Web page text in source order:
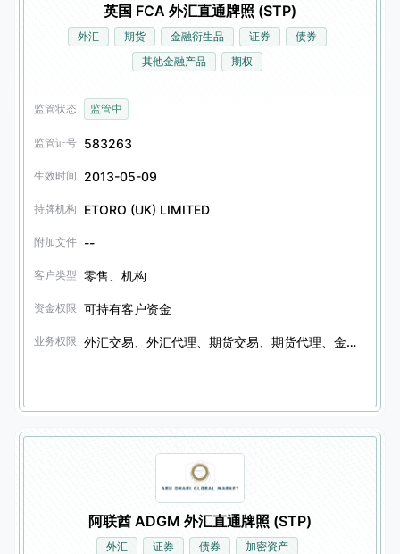
英国 FCA 外汇直通牌照 (STP)
外汇 期货 金融衍生品 证券
债券
其他金融产品
期权
监管状态 监管中
监管证号 583263
生效时间 2013-05-09
持牌机构 ETORO (UK) LIMITED
附加文件 --
客户类型 零售、机构
资金权限 可持有客户资金
业务权限 外汇交易、外汇代理、期货交易、期货代理、金融衍生品交易、金融衍生品代理、证券交易、证券代理、证券信托服务、债券交易、债券代理、债券信托服务、其他金融产品交易、其他金融产品代理、期权交易、期权代理
阿联酋 ADGM 外汇直通牌照 (STP)
外汇 证券 债券 加密资产